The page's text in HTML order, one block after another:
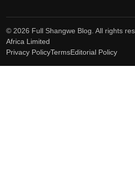
© 2026 Full Shangwe Blog. All rights
Africa Limited
Privacy PolicyTermsEditorial Policy